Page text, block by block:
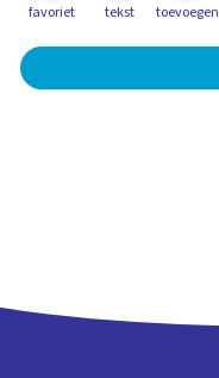
favoriet tekst toevoegen